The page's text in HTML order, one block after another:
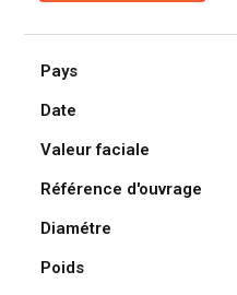
de
Daniel
1902
Pays
Date
Valeur faciale
Référence d'ouvrage
Diamétre
Poids